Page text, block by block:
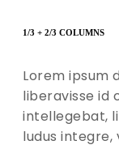
1/3 + 2/3 COLUMNS
Lorem ipsum
liberavisse id
intellegebat,
ludus integre,